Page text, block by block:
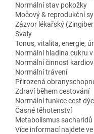
Normální stav pokožky
Močový & reprodukční
Zázvor lékařský
Svaly
Tonus, vitalita, energie,
Normální hladina cukru
Normální činnost
Normální trávení
Přirozená
Zdraví během cestování
Normální funkce cest
Časné těhotenství
Metabolismus sacharidů
Více informací najdete